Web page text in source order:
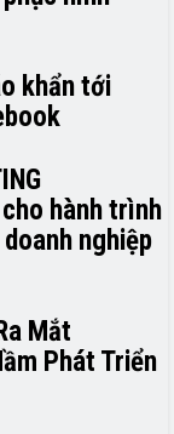
khẩn tới
hành trình
nghiệp
Mắt
Phát Triển